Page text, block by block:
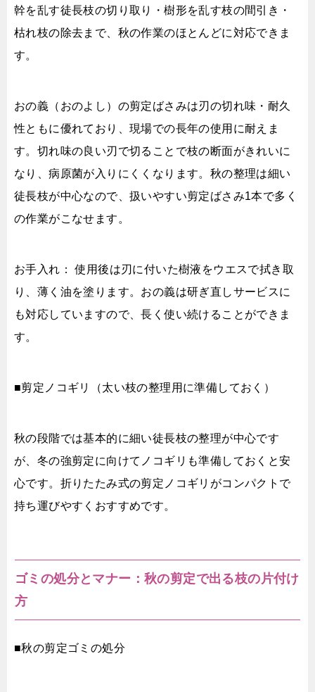
幹を乱す徒長枝の切り取り・樹形を乱す枝の間引き・
枯れ枝の除去まで、秋の作業のほとんどに対応できま
す。
おの義（おのよし）の剪定ばさみは刃の切れ味・耐久
性ともに優れており、現場での長年の使用に耐えま
す。切れ味の良い刃で切ることで枝の断面がきれいに
なり、病原菌が入りにくくなります。秋の整理は細い
徒長枝が中心なので、扱いやすい剪定ばさみ1本で多く
の作業がこなせます。
お手入れ： 使用後は刃に付いた樹液をウエスで拭き取
り、薄く油を塗ります。おの義は研ぎ直しサービスに
も対応していますので、長く使い続けることができま
す。
■剪定ノコギリ（太い枝の整理用に準備しておく）
秋の段階では基本的に細い徒長枝の整理が中心です
が、冬の強剪定に向けてノコギリも準備しておくと安
心です。折りたたみ式の剪定ノコギリがコンパクトで
持ち運びやすくおすすめです。
ゴミの処分とマナー：秋の剪定で出る枝の片付け
方
■秋の剪定ゴミの処分